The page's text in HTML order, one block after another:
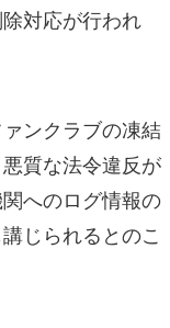
対応が行われ
ンクラブの凍結
質な法令違反が
へのログ情報の
じられるとのこ